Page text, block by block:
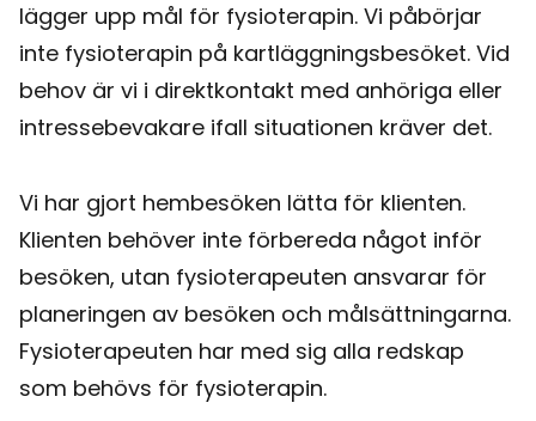
lägger upp mål för fysioterapin. Vi påbörjar
inte fysioterapin på kartläggningsbesöket. Vid
behov är vi i direktkontakt med anhöriga eller
intressebevakare ifall situationen kräver det.
Vi har gjort hembesöken lätta för klienten.
Klienten behöver inte förbereda något inför
besöken, utan fysioterapeuten ansvarar för
planeringen av besöken och målsättningarna.
Fysioterapeuten har med sig alla redskap
som behövs för fysioterapin.